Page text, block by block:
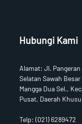
Hubungi Kami
Alamat: Jl.
Selatan Sawah
Mangga Dua Sel.,
Pusat, Daerah
Telp: (021) 6289472